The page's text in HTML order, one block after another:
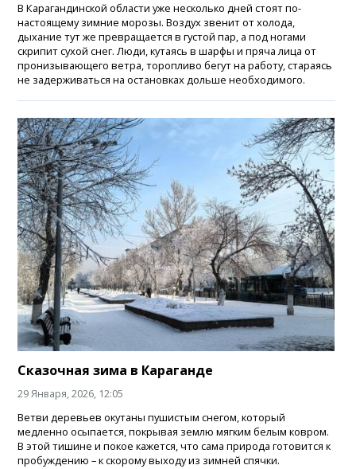
В Карагандинской области уже несколько дней стоят по-
настоящему зимние морозы. Воздух звенит от холода,
дыхание тут же превращается в густой пар, а под ногами
скрипит сухой снег. Люди, кутаясь в шарфы и пряча лица от
пронизывающего ветра, торопливо бегут на работу, стараясь
не задерживаться на остановках дольше необходимого.
Сказочная зима в Караганде
29 Января, 2026, 12:05
Ветви деревьев окутаны пушистым снегом, который
медленно осыпается, покрывая землю мягким белым ковром.
В этой тишине и покое кажется, что сама природа готовится к
пробуждению – к скорому выходу из зимней спячки.